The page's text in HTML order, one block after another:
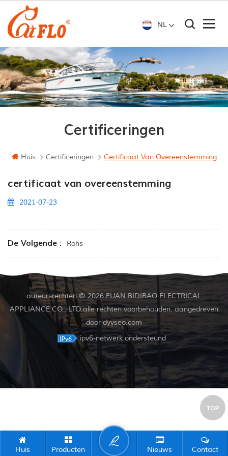
NL
Certificeringen
Huis Certificeringen Certificaat Van Overeenstemming
certificaat van overeenstemming
2021-07-23
De Volgende : Rohs
auteursrechten © 2026 FUAN BIDIBAO ELECTRICAL
APPLIANCE CO., LTD.alle rechten voorbehouden. aangedreven
doordyyseo.com
ipv6-netwerk ondersteund
Huis Producten Nieuws Contact
TOP